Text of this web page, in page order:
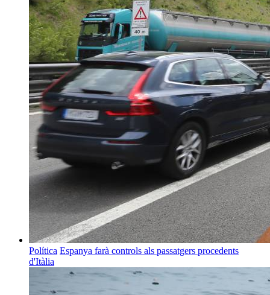
Política Espanya farà controls als passatgers procedents
d'Itàlia